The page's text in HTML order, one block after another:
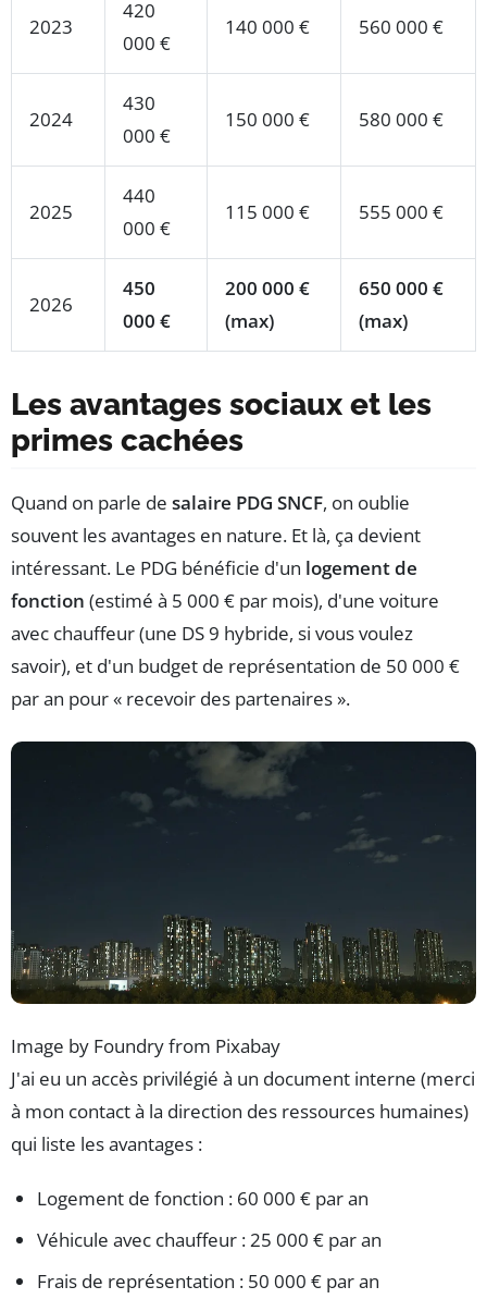
2023
420
000 €
140 000 € 560 000 €
2024
430
000 €
150 000 € 580 000 €
2025
440
000 €
115 000 € 555 000 €
2026
450
000 €
200 000 €
(max)
650 000 €
(max)
Les avantages sociaux et les
primes cachées
Quand on parle de salaire PDG SNCF, on oublie
souvent les avantages en nature. Et là, ça devient
intéressant. Le PDG bénéficie d'un logement de
fonction (estimé à 5 000 € par mois), d'une voiture
avec chauffeur (une DS 9 hybride, si vous voulez
savoir), et d'un budget de représentation de 50 000 €
par an pour « recevoir des partenaires ».
Image by Foundry from Pixabay
J'ai eu un accès privilégié à un document interne (merci
à mon contact à la direction des ressources humaines)
qui liste les avantages :
Logement de fonction : 60 000 € par an
Véhicule avec chauffeur : 25 000 € par an
Frais de représentation : 50 000 € par an